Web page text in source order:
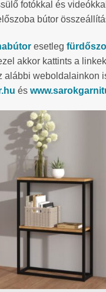
fotókkal és
bútor
esetleg
akkor kattints a
alábbi weboldalainkon
és